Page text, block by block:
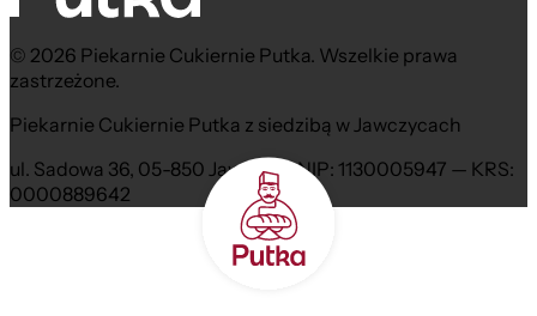
© 2026 Piekarnie Cukiernie Putka. Wszelkie prawa
zastrzeżone.
Piekarnie Cukiernie Putka z siedzibą w Jawczycach
ul. Sadowa 36, 05-850 Jawczyce NIP: 1130005947 — KRS:
0000889642